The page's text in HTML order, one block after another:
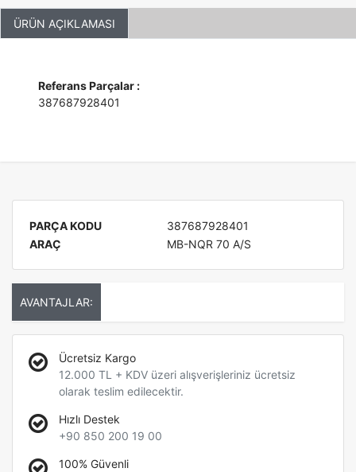
ÜRÜN AÇIKLAMASI
Referans Parçalar :
387687928401
PARÇA KODU
387687928401
ARAÇ
MB-NQR 70 A/S
AVANTAJLAR:
Ücretsiz Kargo
12.000 TL + KDV üzeri alışverişleriniz ücretsiz
olarak teslim edilecektir.
Hızlı Destek
+90 850 200 19 00
100% Güvenli